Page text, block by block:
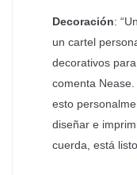
Decoración:
un cartel
decorativos
comenta
esto
diseñar e
cuerda, está listo.